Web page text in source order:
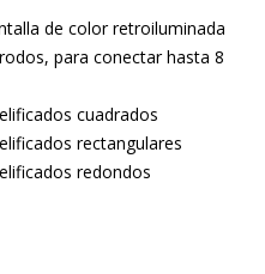
de color retroiluminada
para conectar hasta 8
cuadrados
rectangulares
redondos